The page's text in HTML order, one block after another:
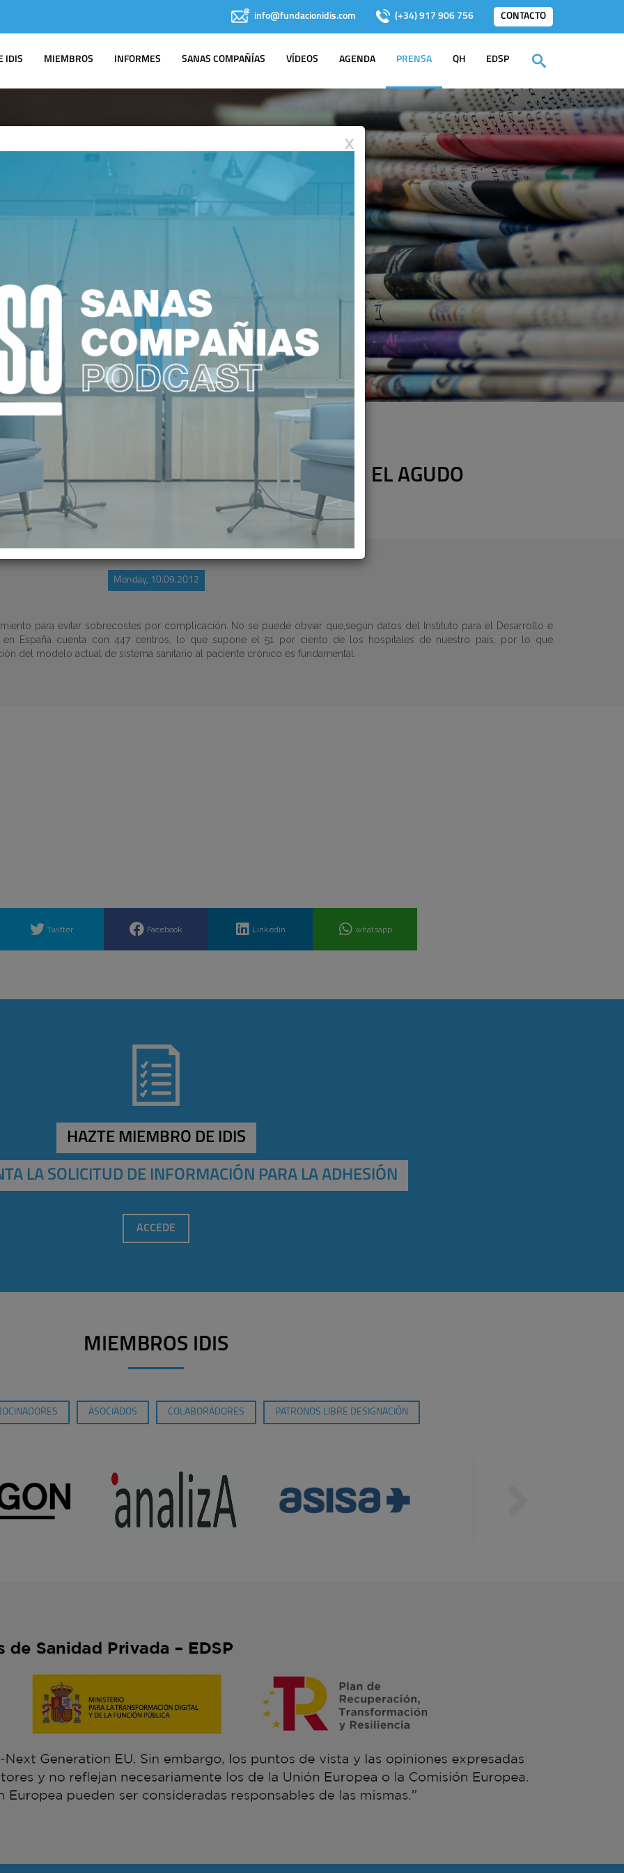
info@fundacionidis.com (+34) 917 906 756 CONTACTO
IDIS MIEMBROS INFORMES SANAS COMPAÑÍAS VÍDEOS AGENDA PRENSA QH EDSP
IDIS EN LOS MEDIOS
UN SISTEMA TODAVÍA CENTRADO EN EL AGUDO
Monday, 10.09.2012
para evitar sobrecostes por complicación. No se puede obviar que,según datos del Instituto para el Desarrollo e
en España cuenta con 447 centros, lo que supone el 51 por ciento de los hospitales de nuestro país, por lo que
del modelo actual de sistema sanitario al paciente crónico es fundamental.
Twitter Facebook Linkedin whatsapp
HAZTE MIEMBRO DE IDIS
LA SOLICITUD DE INFORMACIÓN PARA LA ADHESIÓN
ACCEDE
MIEMBROS IDIS
ASOCIADOS COLABORADORES PATRONOS LIBRE DESIGNACIÓN
X